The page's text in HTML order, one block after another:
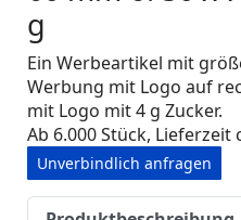
g
Ein Werbeartikel mit
Werbung mit Logo auf
mit Logo mit 4 g Zucker.
Ab 6.000 Stück, Lieferzeit
Unverbindlich anfragen